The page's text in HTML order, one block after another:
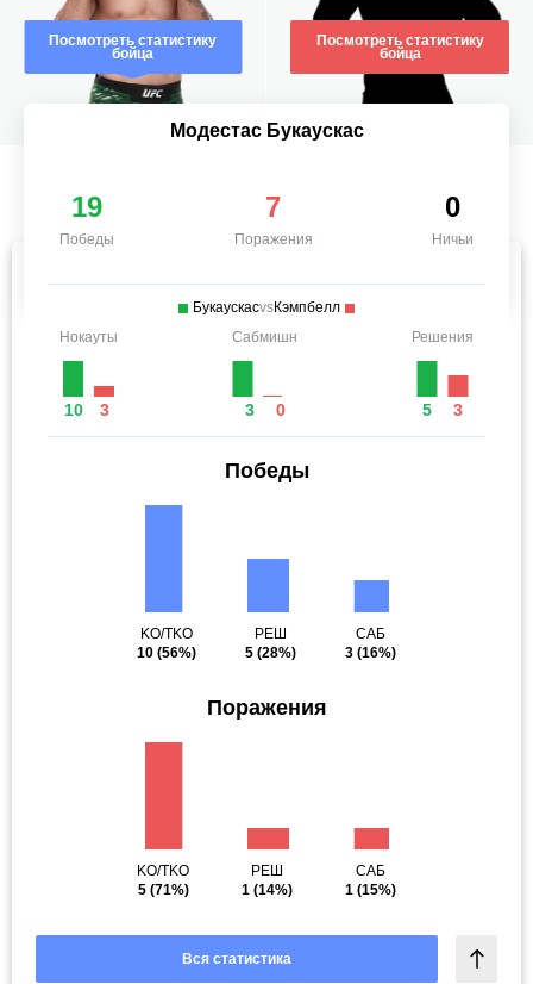
Посмотреть статистику
бойца
Посмотреть статистику
бойца
Модестас Букаускас
19
Победы
7
Поражения
0
Ничьи
БукаускасvsКэмпбелл
Нокауты
10 3
Сабмишн
3 0
Решения
5 3
Победы
KO/TKO
10 (56%)
РЕШ
5 (28%)
САБ
3 (16%)
Поражения
KO/TKO
5(71%)
РЕШ
1 (14%)
САБ
1 (15%)
Вся статистика